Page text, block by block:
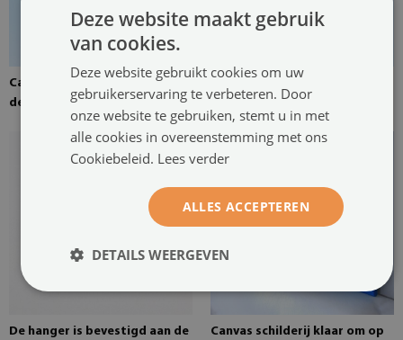
Canvas canvas gespannen over
de brancard
schilderij op canvas
De hanger is bevestigd aan de
Canvas schilderij klaar om op
Deze website maakt gebruik
van cookies.
Deze website gebruikt cookies om uw
gebruikerservaring te verbeteren. Door
onze website te gebruiken, stemt u in met
alle cookies in overeenstemming met ons
Cookiebeleid. Lees verder
ALLES ACCEPTEREN
DETAILS WEERGEVEN